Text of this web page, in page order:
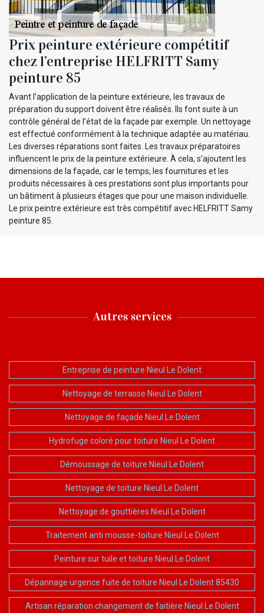
Prix peinture extérieure compétitif
chez l’entreprise HELFRITT Samy
peinture 85
Avant l’application de la peinture extérieure, les travaux de
préparation du support doivent être réalisés. Ils font suite à un
contrôle général de l’état de la façade par exemple. Un nettoyage
est effectué conformément à la technique adaptée au matériau.
Les diverses réparations sont faites. Les travaux préparatoires
influencent le prix de la peinture extérieure. À cela, s’ajoutent les
dimensions de la façade, car le temps, les fournitures et les
produits nécessaires à ces prestations sont plus importants pour
un bâtiment à plusieurs étages que pour une maison individuelle.
Le prix peintre extérieure est très compétitif avec HELFRITT Samy
peinture 85.
Autres services
Entreprise de peinture Nieul Le Dolent
Nettoyage de terrasse Nieul Le Dolent
Nettoyage de façade Nieul Le Dolent
Hydrofuge coloré pour toiture Nieul Le Dolent
Démoussage de toiture Nieul Le Dolent
Nettoyage de toiture Nieul Le Dolent
Nettoyage de gouttières Nieul Le Dolent
Traitement anti mousse-toiture Nieul Le Dolent
Peinture sur tuile et toiture Nieul Le Dolent
Dépannage urgence fuite de toiture Nieul Le Dolent 85430
Artisan réparation changement de faitière Nieul Le Dolent